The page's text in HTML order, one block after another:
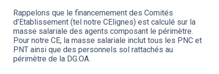
Rappelons que le financemement des Comités
d’Etablissement (tel notre CElignes) est calculé sur la
masse salariale des agents composant le périmètre.
Pour notre CE, la masse salariale inclut tous les PNC et
PNT ainsi que des personnels sol rattachés au
périmètre de la DG.OA.